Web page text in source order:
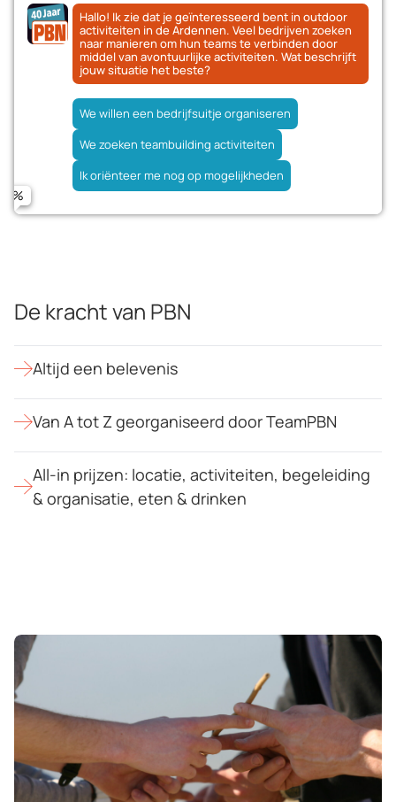
Hallo! Ik zie dat je geïnteresseerd bent in outdoor
activiteiten in de Ardennen. Veel bedrijven zoeken
naar manieren om hun teams te verbinden door
middel van avontuurlijke activiteiten. Wat beschrijft
jouw situatie het beste?
We willen een bedrijfsuitje organiseren
We zoeken teambuilding activiteiten
Ik oriënteer me nog op mogelijkheden
Voorbeelden van activiteiten voor mijn groepsgrootte
Informatie over locaties en faciliteiten
Naam
E-mailadres
Verstuur aanvraag
De kracht van PBN
Altijd een belevenis
Van A tot Z georganiseerd door TeamPBN
All-in prijzen: locatie, activiteiten, begeleiding
& organisatie, eten & drinken